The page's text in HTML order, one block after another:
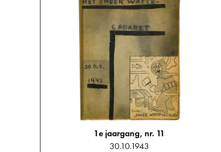
1e jaargang, nr. 11
30.10.1943